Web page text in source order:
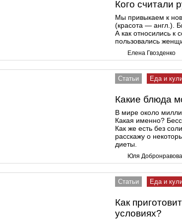
Кого считали
Мы привыкаем к
(красота — англ.).
А как относились к
пользовались
Елена Гвозденко
Статьи Еда и
Какие блюда
В мире около
Какая именно?
Как же есть без
расскажу о
диеты.
Юля Добронравова
Статьи Еда и
Как
условиях?